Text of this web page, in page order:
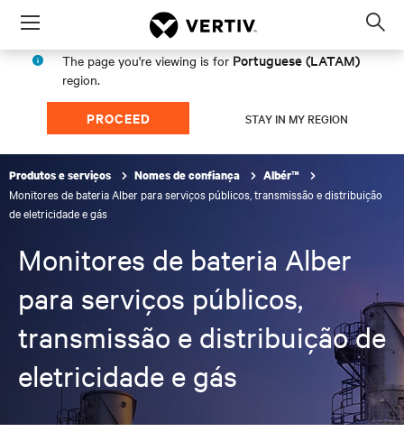
Menu
The page you're viewing is for Portuguese (LATAM)
region.
PROCEED STAY IN MY REGION
Produtos e serviços Nomes de confiança Albér™
Monitores de bateria Alber para serviços públicos, transmissão e distribuição
de eletricidade e gás
Monitores de bateria Alber
para serviços públicos,
transmissão e distribuição de
eletricidade e gás